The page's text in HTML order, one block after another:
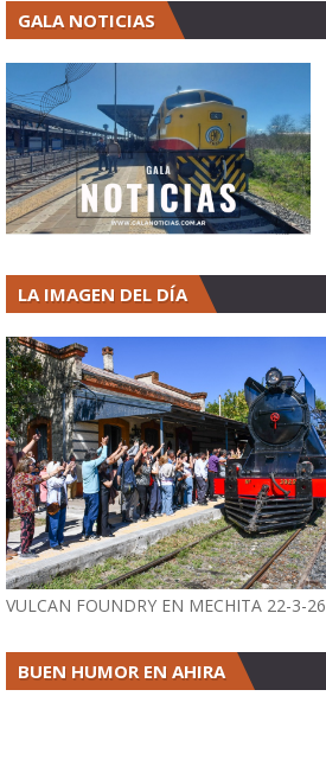
GALA NOTICIAS
LA IMAGEN DEL DÍA
VULCAN FOUNDRY EN MECHITA 22-3-26
BUEN HUMOR EN AHIRA